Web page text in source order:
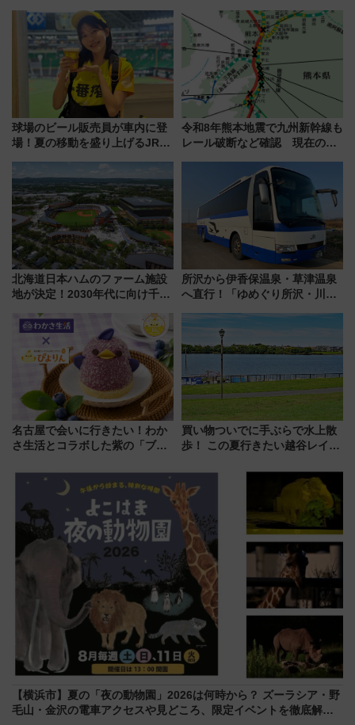
斉藤雪乃＆福原トシヒロと行
く！9月13日「京都の鉄道満喫
ツアー」開催
球場のビール販売員が車内に登
場！夏の移動を盛り上げるJR九
スとコラボ
令和8年熊本地震で九州新幹線も
レール破断など確認 現在の運
北海道日本ハムのファーム施設
地が決定！2030年代に向け千歳
所沢から伊香保温泉・草津温泉
へ直行！「ゆめぐり所沢・川越
軽に 運行ダイヤ・運賃を解説
名古屋で会いに行きたい！わか
さ生活とコラボした紫の「ブル
売
買い物ついでに手ぶらで水上散
歩！ この夏行きたい越谷レイク
ア「LAKESIDE PARK」（埼玉
県越谷市）
【横浜市】夏の「夜の動物園」2026は何時から？ ズーラシア・野
毛山・金沢の電車アクセスや見どころ、限定イベントを徹底解